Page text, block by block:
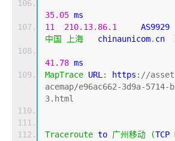
35.05 ms
11
210.13. 86.1
中国
上海
   chinaunicom
. cn
41.78 ms
MapTrace URL : https : //
acemap/e96ac662-3d9a-5714-
3.html
Traceroute to 广州移动 (TCP